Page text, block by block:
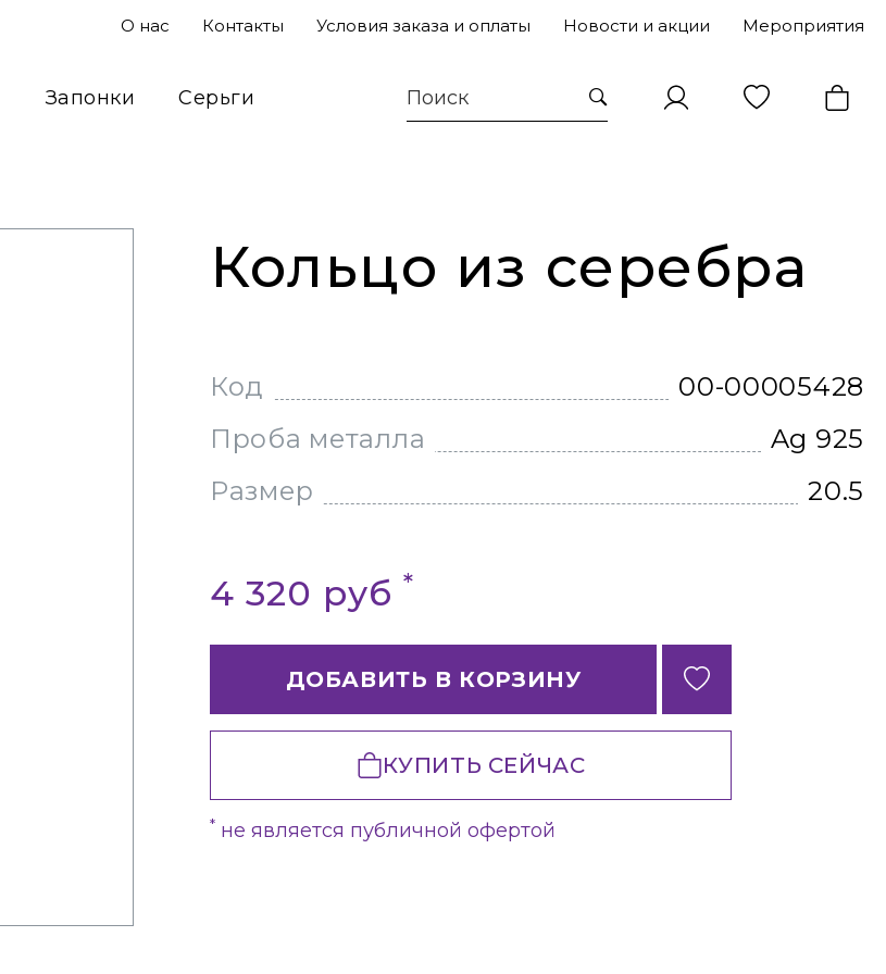
О нас Контакты Условия заказа и оплаты Новости и акции Мероприятия
Запонки
Серьги
Кольцо из серебра
Код
00-00005428
Проба металла
Ag 925
Размер
20.5
4 320 руб *
ДОБАВИТЬ В КОРЗИНУ
КУПИТЬ СЕЙЧАС
* не является публичной офертой